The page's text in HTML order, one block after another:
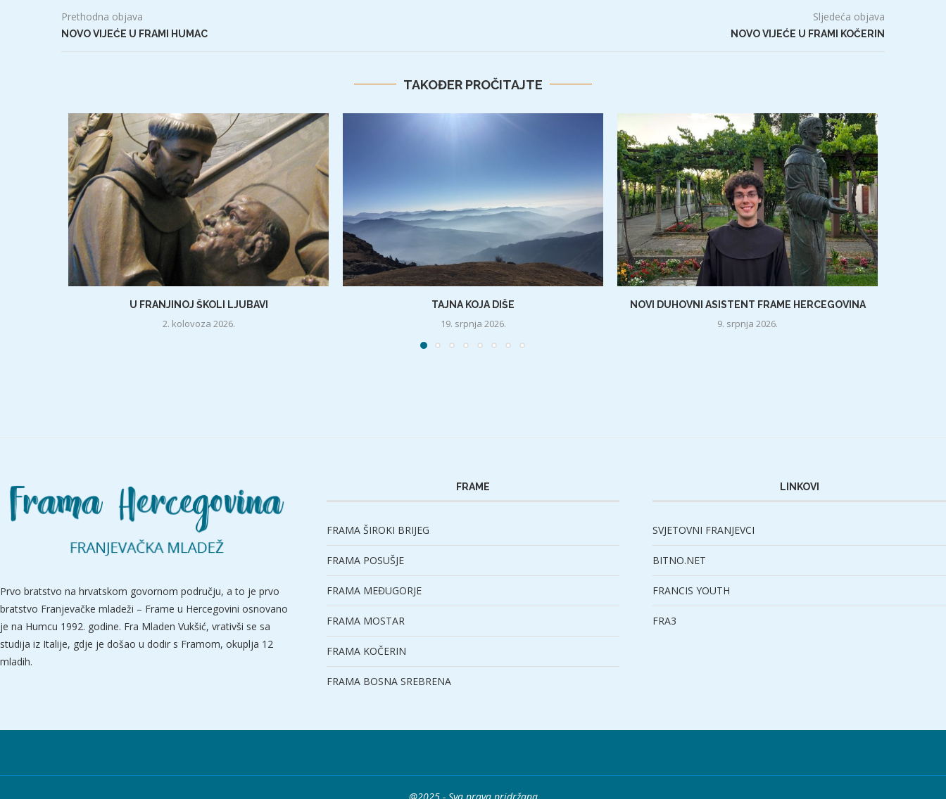
Prethodna objava
NOVO VIJEĆE U FRAMI HUMAC
Sljedeća objava
NOVO VIJEĆE U FRAMI KOČERIN
TAKOĐER PROČITAJTE
U FRANJINOJ ŠKOLI LJUBAVI
2. kolovoza 2026.
TAJNA KOJA DIŠE
19. srpnja 2026.
NOVI DUHOVNI ASISTENT FRAME HERCEGOVINA
9. srpnja 2026.
Prvo bratstvo na hrvatskom govornom području, a to je prvo
bratstvo Franjevačke mladeži – Frame u Hercegovini osnovano
je na Humcu 1992. godine. Fra Mladen Vukšić, vrativši se sa
studija iz Italije, gdje je došao u dodir s Framom, okuplja 12
mladih.
FRAME
FRAMA ŠIROKI BRIJEG
FRAMA POSUŠJE
FRAMA MEĐUGORJE
FRAMA MOSTAR
FRAMA KOČERIN
FRAMA BOSNA SREBRENA
LINKOVI
SVJETOVNI FRANJEVCI
BITNO.NET
FRANCIS YOUTH
FRA3